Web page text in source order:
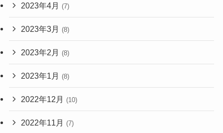
2023年4月 (7)
2023年3月 (8)
2023年2月 (8)
2023年1月 (8)
2022年12月 (10)
2022年11月 (7)